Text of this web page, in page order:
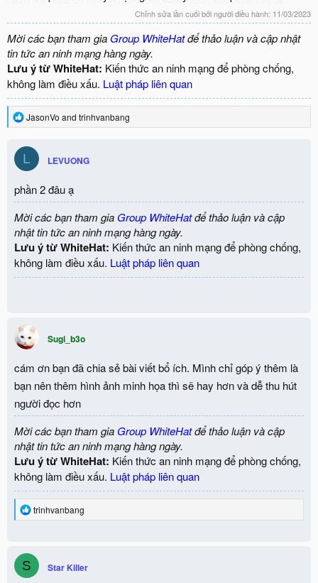
Chỉnh sửa lần cuối bởi người điều hành: 11/03/2023
Mời các bạn tham gia Group WhiteHatđể thảo luận và cập nhật
tin tức an ninh mạng hàng ngày.
Lưu ý từ WhiteHat: Kiến thức an ninh mạng để phòng chống,
không làm điều xấu. Luật pháp liên quan
R
e
c
t
i
o
n
s
:
JasonVo and trinhvanbang
L LEVUONG
phần 2 đâu ạ
Mời các bạn tham gia Group WhiteHatđể thảo luận và cập
nhật tin tức an ninh mạng hàng ngày.
Lưu ý từ WhiteHat: Kiến thức an ninh mạng để phòng chống,
không làm điều xấu. Luật pháp liên quan
Sugi_b3o
cám ơn bạn đã chia sẻ bài viết bổ ích. Mình chỉ góp ý thêm là
bạn nên thêm hình ảnh minh họa thì sẽ hay hơn và dễ thu hút
người đọc hơn
Mời các bạn tham gia Group WhiteHatđể thảo luận và cập
nhật tin tức an ninh mạng hàng ngày.
Lưu ý từ WhiteHat: Kiến thức an ninh mạng để phòng chống,
không làm điều xấu. Luật pháp liên quan
R
t
o
trinhvanbang
S Star Killer